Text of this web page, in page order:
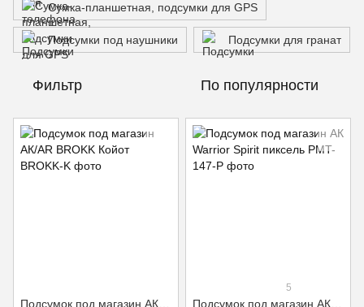
Сумка-планшетная, подсумки для GPS
Подсумки под наушники Подсумки для гранат
Фильтр По популярности
5